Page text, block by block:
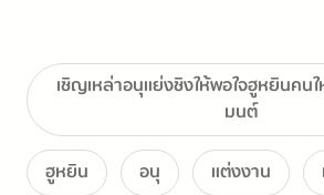
บุตรชายสายตรงที่ได้มาอย่างยากลำบากก
ไม่แน่ว่าจะอยู่ไม่ถึงวัยสวม
ร้ายเจอร้ายจะกลายเป็นดี เสิ่นเย่ว์เฉินจึงกล
ของ จูจิ่นถัง อย่างเลี่ยงไ
เชิญเหล่าอนุแย่งชิงให้พอใจฮูหยินคน
มนต์
ฮูหยิน
อนุ แต่งงาน